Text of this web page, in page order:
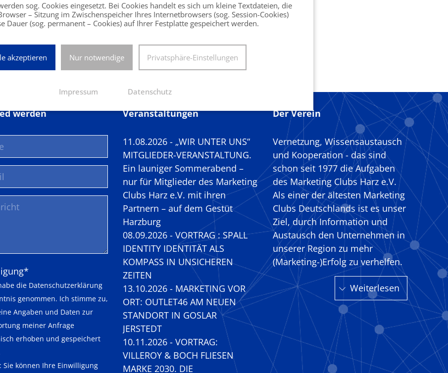
werden
*
die Datenschutzerklärung
genommen. Ich stimme zu,
Angaben und Daten zur
meiner Anfrage
erhoben und gespeichert
Sie können Ihre Einwilligung
Veranstaltungen
11.08.2026 - „WIR UNTER UNS“
MITGLIEDER-VERANSTALTUNG.
Ein launiger Sommerabend –
nur für Mitglieder des Marketing
Clubs Harz e.V. mit ihren
Partnern – auf dem Gestüt
Harzburg
08.09.2026 - VORTRAG : SPALL
IDENTITY IDENTITÄT ALS
KOMPASS IN UNSICHEREN
ZEITEN
13.10.2026 - MARKETING VOR
ORT: OUTLET46 AM NEUEN
STANDORT IN GOSLAR
JERSTEDT
10.11.2026 - VORTRAG:
VILLEROY & BOCH FLIESEN
MARKE 2030. DIE
Der Verein
Vernetzung, Wissensaustausch
und Kooperation - das sind
schon seit 1977 die Aufgaben
des Marketing Clubs Harz e.V.
Als einer der ältesten Marketing
Clubs Deutschlands ist es unser
Ziel, durch Information und
Austausch den Unternehmen in
unserer Region zu mehr
(Marketing-)Erfolg zu verhelfen.
Weiterlesen
sog. Cookies eingesetzt. Bei Cookies handelt es sich um kleine Textdateien, die
– Sitzung im Zwischenspeicher Ihres Internetbrowsers (sog. Session-Cookies)
Dauer (sog. permanent – Cookies) auf Ihrer Festplatte gespeichert werden.
akzeptieren Nur notwendige Privatsphäre-Einstellungen
Impressum Datenschutz